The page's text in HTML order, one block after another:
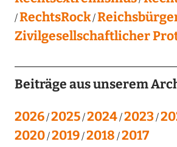
RechtsRock
Zivilgesellschaftlicher
Beiträge aus unserem
2026 2025 2024 2023
2020 2019 2018 2017